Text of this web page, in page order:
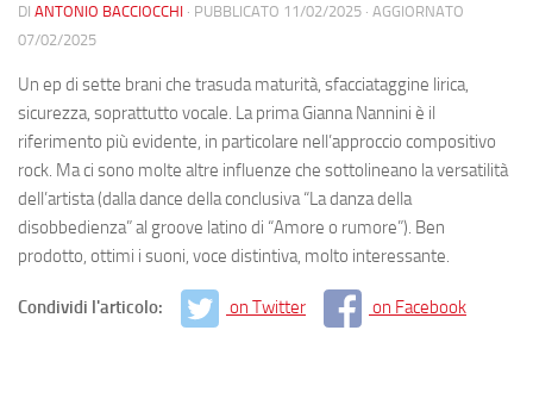
DI ANTONIO BACCIOCCHI · PUBBLICATO 11/02/2025 · AGGIORNATO
07/02/2025
Un ep di sette brani che trasuda maturità, sfacciataggine lirica,
sicurezza, soprattutto vocale. La prima Gianna Nannini è il
riferimento più evidente, in particolare nell’approccio compositivo
rock. Ma ci sono molte altre influenze che sottolineano la versatilità
dell’artista (dalla dance della conclusiva “La danza della
disobbedienza” al groove latino di “Amore o rumore”). Ben
prodotto, ottimi i suoni, voce distintiva, molto interessante.
Condividi l'articolo: on Twitter on Facebook